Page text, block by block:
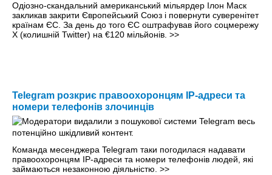
Одіозно-скандальний американський мільярдер Ілон Маск
закликав закрити Європейський Союз і повернути суверенітет
країнам ЄС. За день до того ЄС оштрафував його соцмережу
Х (колишній Twitter) на €120 мільйонів. >>
Telegram розкриє правоохоронцям IP-адреси та
номери телефонів злочинців
Команда месенджера Telegram таки погодилася надавати
правоохоронцям IP-адреси та номери телефонів людей, які
займаються незаконною діяльністю. >>